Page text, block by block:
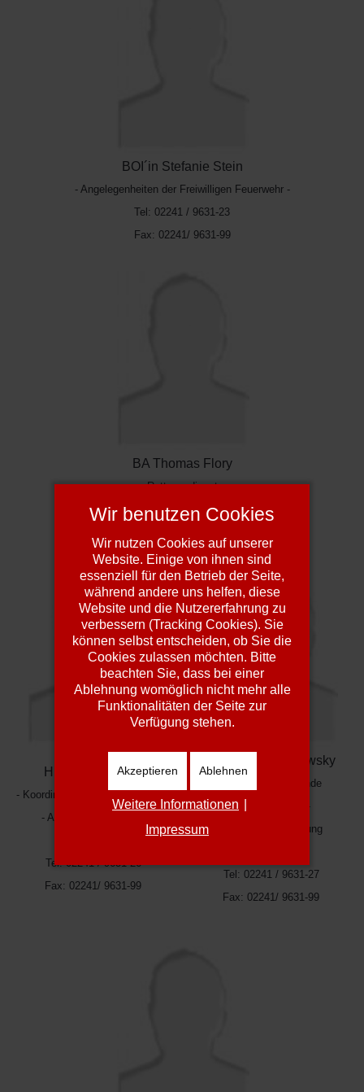
BOI´in Stefanie Stein
- Angelegenheiten der Freiwilligen Feuerwehr -
Tel: 02241 / 9631-23
Fax: 02241/ 9631-99
BA Thomas Flory
- Rettungsdienst -
Tel: 02241 / 9631-24
HBM Lars Garcia
- Koordinierender Praxisanleiter-
- Aus- und Fortbildung
Tel: 02241 / 9631-26
Fax: 02241/ 9631-99
Stephanie Zandowsky
- Stv. Koordinierende
Praxisanleiterin -
- Aus- und Fortbildung
Tel: 02241 / 9631-27
Fax: 02241/ 9631-99
Wir benutzen Cookies
Wir nutzen Cookies auf unserer
Website. Einige von ihnen sind
essenziell für den Betrieb der Seite,
während andere uns helfen, diese
Website und die Nutzererfahrung zu
verbessern (Tracking Cookies). Sie
können selbst entscheiden, ob Sie die
Cookies zulassen möchten. Bitte
beachten Sie, dass bei einer
Ablehnung womöglich nicht mehr alle
Funktionalitäten der Seite zur
Verfügung stehen.
Akzeptieren Ablehnen
Weitere Informationen
Impressum